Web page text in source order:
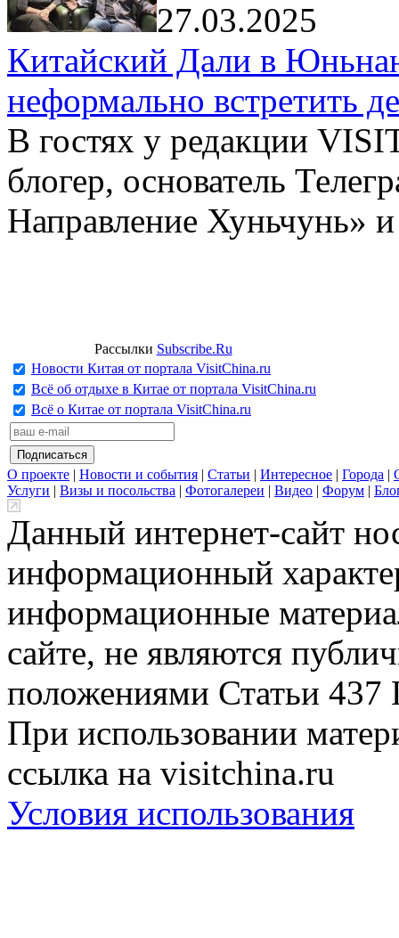
27.03.2025
Китайский Дали в
неформально встретить
В гостях у редакции
блогер, основатель
Направление Хуньчунь»
Рассылки Subscribe.Ru
Новости Китая от портала VisitChina.ru
Всё об отдыхе в Китае от портала VisitChina.ru
Всё о Китае от портала VisitChina.ru
О проекте | Новости и события | Статьи | Интересное | Города |
Услуги | Визы и посольства | Фотогалереи | Видео | Форум |
Данный интернет-сайт
информационный
информационные
сайте, не являются
положениями Статьи 437
При использовании
ссылка на visitchina.ru
Условия использования